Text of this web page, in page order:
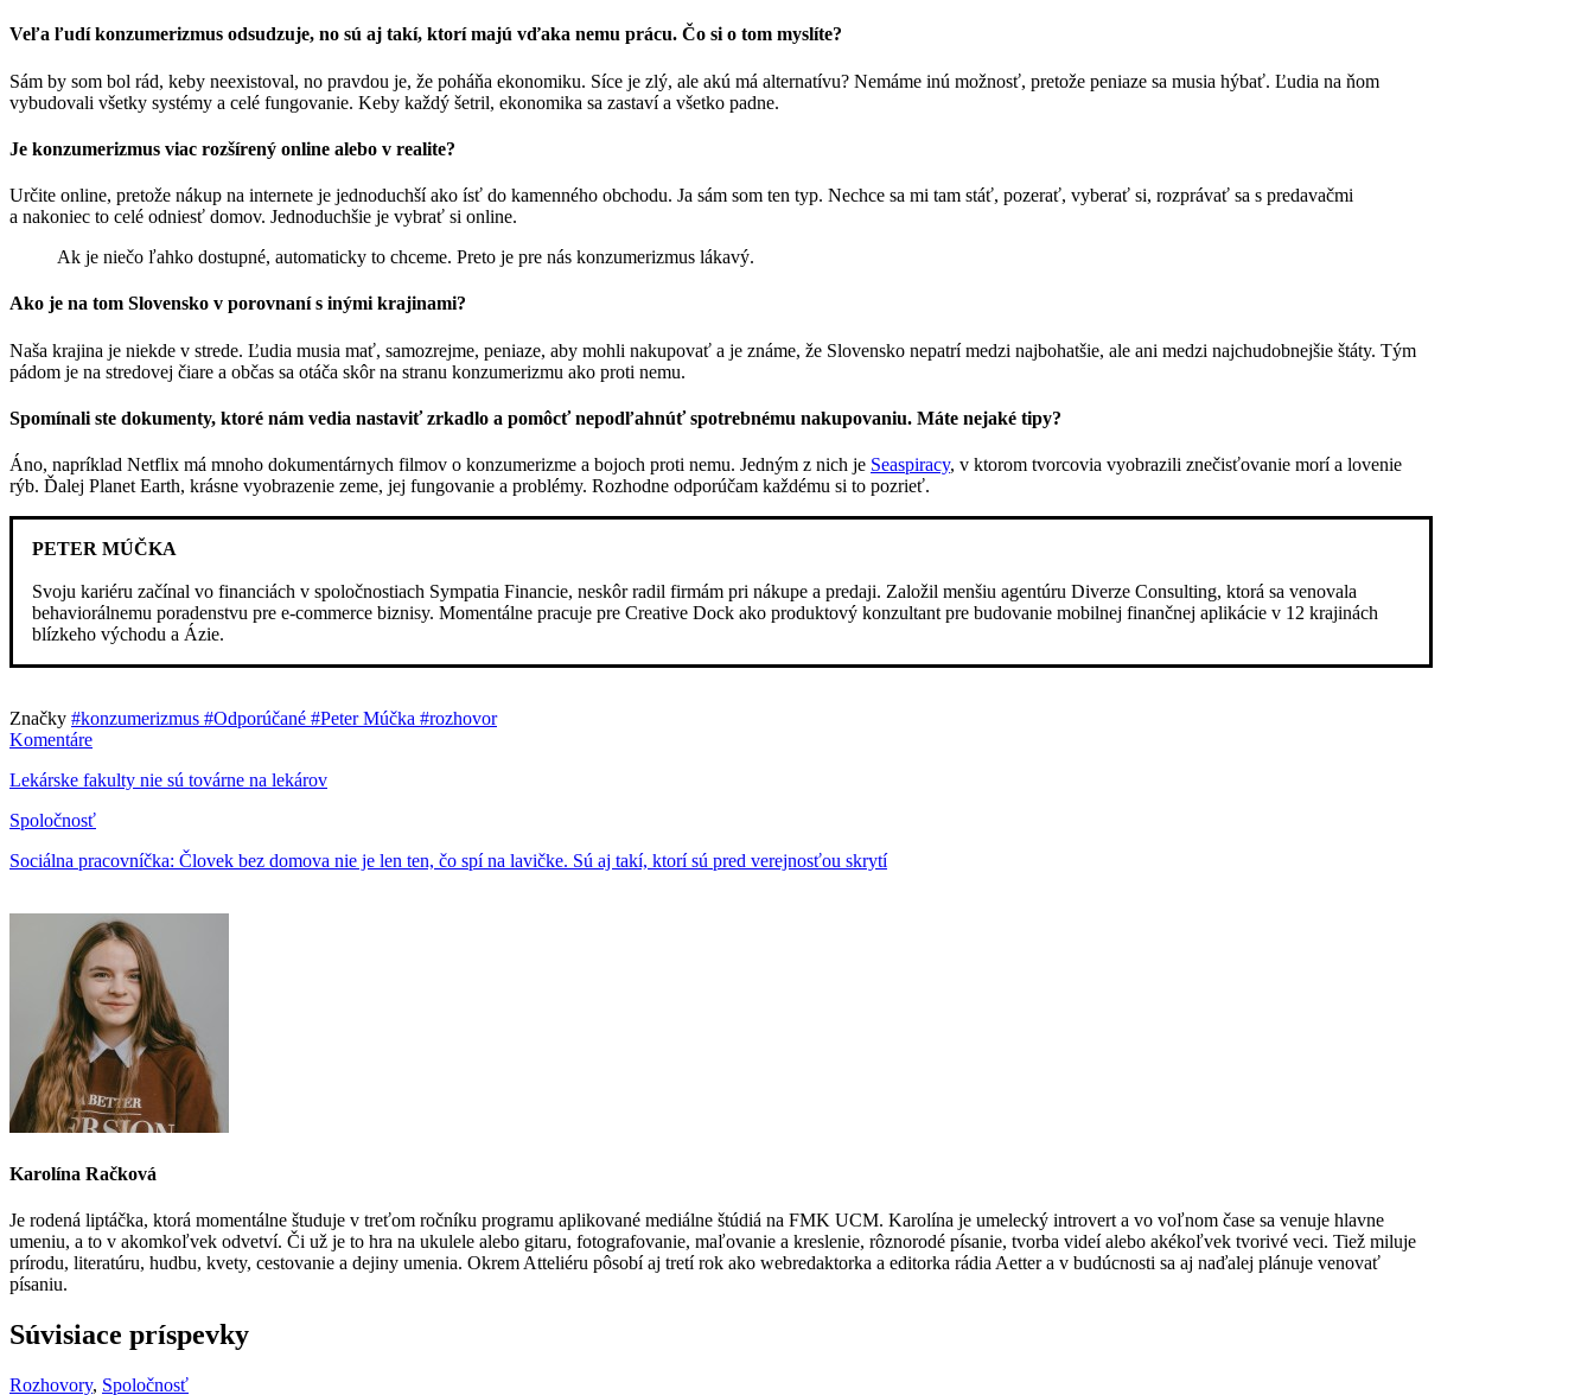
Veľa ľudí konzumerizmus odsudzuje, no sú aj takí, ktorí majú vďaka nemu prácu. Čo si o tom myslíte?
Sám by som bol rád, keby neexistoval, no pravdou je, že poháňa ekonomiku. Síce je zlý, ale akú má alternatívu? Nemáme inú možnosť, pretože peniaze sa musia hýbať. Ľudia na ňom
vybudovali všetky systémy a celé fungovanie. Keby každý šetril, ekonomika sa zastaví a všetko padne.
Je konzumerizmus viac rozšírený online alebo v realite?
Určite online, pretože nákup na internete je jednoduchší ako ísť do kamenného obchodu. Ja sám som ten typ. Nechce sa mi tam stáť, pozerať, vyberať si, rozprávať sa s predavačmi
a nakoniec to celé odniesť domov. Jednoduchšie je vybrať si online.
Ak je niečo ľahko dostupné, automaticky to chceme. Preto je pre nás konzumerizmus lákavý.
Ako je na tom Slovensko v porovnaní s inými krajinami?
Naša krajina je niekde v strede. Ľudia musia mať, samozrejme, peniaze, aby mohli nakupovať a je známe, že Slovensko nepatrí medzi najbohatšie, ale ani medzi najchudobnejšie štáty. Tým
pádom je na stredovej čiare a občas sa otáča skôr na stranu konzumerizmu ako proti nemu.
Spomínali ste dokumenty, ktoré nám vedia nastaviť zrkadlo a pomôcť nepodľahnúť spotrebnému nakupovaniu. Máte nejaké tipy?
Áno, napríklad Netflix má mnoho dokumentárnych filmov o konzumerizme a bojoch proti nemu. Jedným z nich je Seaspiracy, v ktorom tvorcovia vyobrazili znečisťovanie morí a lovenie
rýb. Ďalej Planet Earth, krásne vyobrazenie zeme, jej fungovanie a problémy. Rozhodne odporúčam každému si to pozrieť.
PETER MÚČKA
Svoju kariéru začínal vo financiách v spoločnostiach Sympatia Financie, neskôr radil firmám pri nákupe a predaji. Založil menšiu agentúru Diverze Consulting, ktorá sa venovala
behaviorálnemu poradenstvu pre e-commerce biznisy. Momentálne pracuje pre Creative Dock ako produktový konzultant pre budovanie mobilnej finančnej aplikácie v 12 krajinách
blízkeho východu a Ázie.
Značky #konzumerizmus #Odporúčané #Peter Múčka #rozhovor
Komentáre
Lekárske fakulty nie sú továrne na lekárov
Spoločnosť
Sociálna pracovníčka: Človek bez domova nie je len ten, čo spí na lavičke. Sú aj takí, ktorí sú pred verejnosťou skrytí
Karolína Račková
Je rodená liptáčka, ktorá momentálne študuje v treťom ročníku programu aplikované mediálne štúdiá na FMK UCM. Karolína je umelecký introvert a vo voľnom čase sa venuje hlavne
umeniu, a to v akomkoľvek odvetví. Či už je to hra na ukulele alebo gitaru, fotografovanie, maľovanie a kreslenie, rôznorodé písanie, tvorba videí alebo akékoľvek tvorivé veci. Tiež miluje
prírodu, literatúru, hudbu, kvety, cestovanie a dejiny umenia. Okrem Atteliéru pôsobí aj tretí rok ako webredaktorka a editorka rádia Aetter a v budúcnosti sa aj naďalej plánuje venovať
písaniu.
Súvisiace príspevky
Rozhovory, Spoločnosť